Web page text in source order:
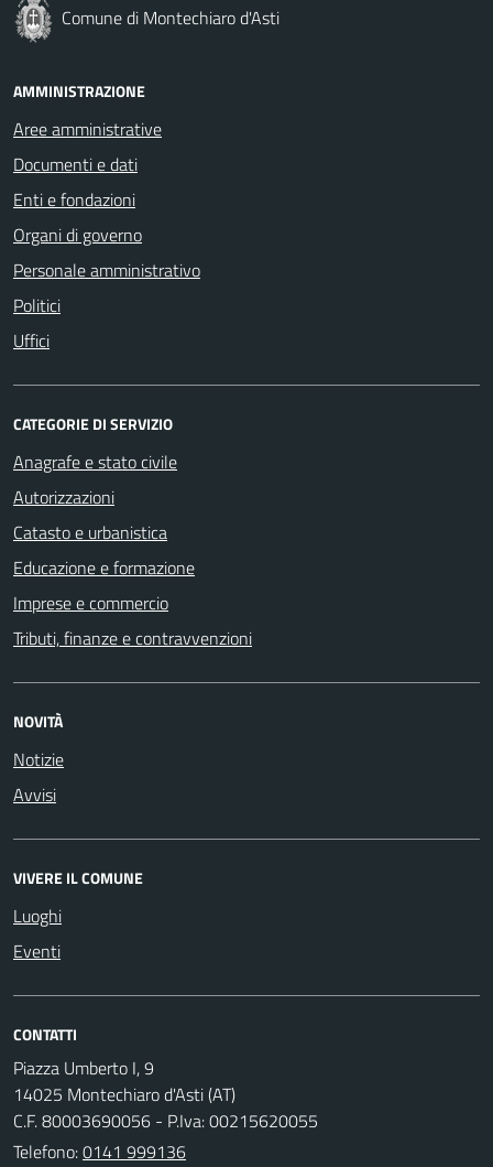
Comune di Montechiaro d'Asti
AMMINISTRAZIONE
Aree amministrative
Documenti e dati
Enti e fondazioni
Organi di governo
Personale amministrativo
Politici
Uffici
CATEGORIE DI SERVIZIO
Anagrafe e stato civile
Autorizzazioni
Catasto e urbanistica
Educazione e formazione
Imprese e commercio
Tributi, finanze e contravvenzioni
NOVITÀ
Notizie
Avvisi
VIVERE IL COMUNE
Luoghi
Eventi
CONTATTI
Piazza Umberto I, 9
14025 Montechiaro d'Asti (AT)
C.F. 80003690056 - P.Iva: 00215620055
Telefono:0141 999136